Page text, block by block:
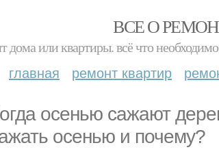
ВСЕ О
дома или квартиры. всё что
главная ремонт квартир
осенью сажают
осенью и почему?